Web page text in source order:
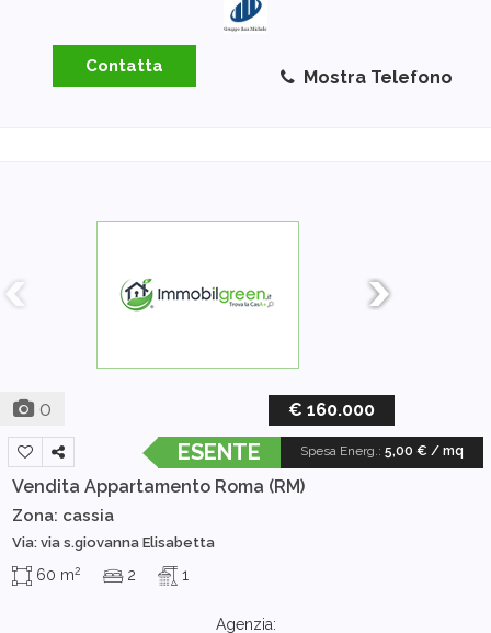
Contatta
Mostra Telefono
0 € 160.000
Spesa Energ.: 5,00 € / mq
ESENTE
Vendita Appartamento Roma (RM)
Zona: cassia
Via: via s.giovanna Elisabetta
60 m2 2 1
Agenzia: